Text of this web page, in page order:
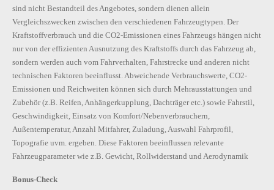
sind nicht Bestandteil des Angebotes, sondern dienen allein
Vergleichszwecken zwischen den verschiedenen Fahrzeugtypen. Der
Kraftstoffverbrauch und die CO2-Emissionen eines Fahrzeugs hängen nicht
nur von der effizienten Ausnutzung des Kraftstoffs durch das Fahrzeug ab,
sondern werden auch vom Fahrverhalten, Fahrstrecke und anderen nicht
technischen Faktoren beeinflusst. Abweichende Verbrauchswerte, CO2-
Emissionen und Reichweiten können sich durch Mehrausstattungen und
Zubehör (z.B. Reifen, Anhängerkupplung, Dachträger etc.) sowie Fahrstil,
Geschwindigkeit, Einsatz von Komfort/Nebenverbrauchern,
Außentemperatur, Anzahl Mitfahrer, Zuladung, Auswahl Fahrprofil,
Topografie uvm. ergeben. Diese Faktoren beeinflussen relevante
Fahrzeugparameter wie z.B. Gewicht, Rollwiderstand und Aerodynamik
Bonus-Check